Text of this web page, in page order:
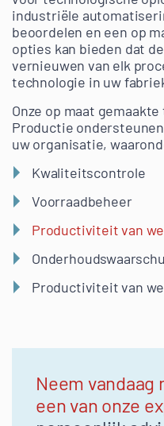
industriële
beoordelen en een op
opties kan bieden dat
vernieuwen van elk
technologie in uw
Onze op maat
Productie
uw organisatie,
Kwaliteitscontrole
Voorraadbeheer
Productiviteit van
Productiviteit van
Neem
een van onze